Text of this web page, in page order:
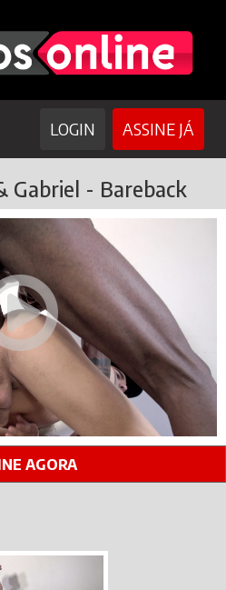
ASSINE JÁ
LOGIN
Gabriel - Bareback
AGORA